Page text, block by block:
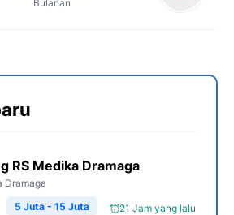
Bulanan
RS Medika Dramaga
Dramaga
21 Jam yang lalu
5 Juta - 15 Juta